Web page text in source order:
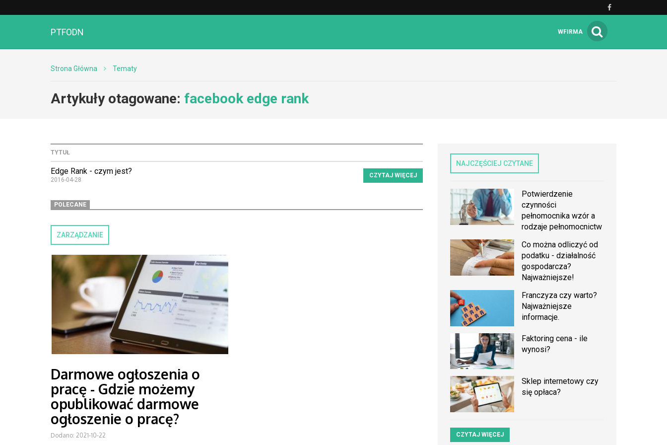
PTFODN WFIRMA
Strona Główna Tematy
Artykuły otagowane: facebook edge rank
TYTUŁ
Edge Rank - czym jest?
2016-04-28
CZYTAJ WIĘCEJ
POLECANE
ZARZĄDZANIE
Darmowe ogłoszenia o
pracę - Gdzie możemy
opublikować darmowe
ogłoszenie o pracę?
Dodano: 2021-10-22
NAJCZĘŚCIEJ CZYTANE
Potwierdzenie
czynności
pełnomocnika wzór a
rodzaje pełnomocnictw
Co można odliczyć od
podatku - działalność
gospodarcza?
Najważniejsze!
Franczyza czy warto?
Najważniejsze
informacje.
Faktoring cena - ile
wynosi?
Sklep internetowy czy
się opłaca?
CZYTAJ WIĘCEJ